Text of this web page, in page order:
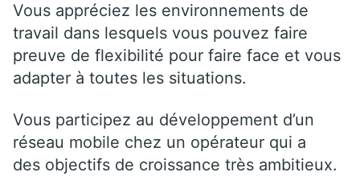
Vous appréciez les environnements de
travail dans lesquels vous pouvez faire
preuve de flexibilité pour faire face et vous
adapter à toutes les situations.
Vous participez au développement d’un
réseau mobile chez un opérateur qui a
des objectifs de croissance très ambitieux.